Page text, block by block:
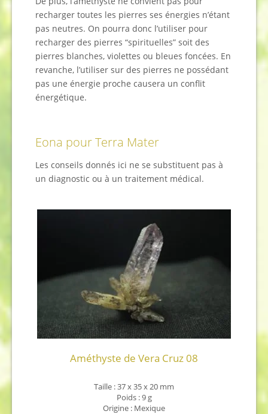
recharger toutes les pierres ses énergies n’étant
pas neutres. On pourra donc l’utiliser pour
recharger des pierres “spirituelles” soit des
pierres blanches, violettes ou bleues foncées. En
revanche, l’utiliser sur des pierres ne possédant
pas une énergie proche causera un conflit
énergétique.
Eona pour Terra Mater
Les conseils donnés ici ne se substituent pas à
un diagnostic ou à un traitement médical.
Améthyste de Vera Cruz 08
Taille : 37 x 35 x 20 mm
Poids : 9 g
Origine : Mexique